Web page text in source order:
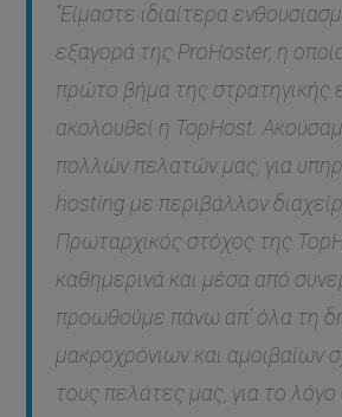
“Είμαστε ιδιαίτερα
εξαγορά της ProHoster, η
πρώτο βήμα της στρατηγικής
ακολουθεί η TopHost.
πολλών πελατών μας, για
hosting με περιβάλλον
Πρωταρχικός στόχος της
καθημερινά και μέσα από
προωθούμε πάνω απ’ όλα τη
μακροχρόνιων και αμοιβαίων
τους πελάτες μας, για το λόγο